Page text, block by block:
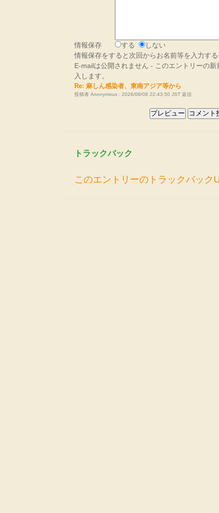
情報保存 する
しない
情報保存をすると次回からお名前等を入力す
E-mailは公開されません - このエントリーの
入します。
Re: 麻しん感染者、東南アジア等から
投稿者 Anonymous : 2026/08/08 22:43:50 JST 返信
トラックバック
このエントリーのトラックバック